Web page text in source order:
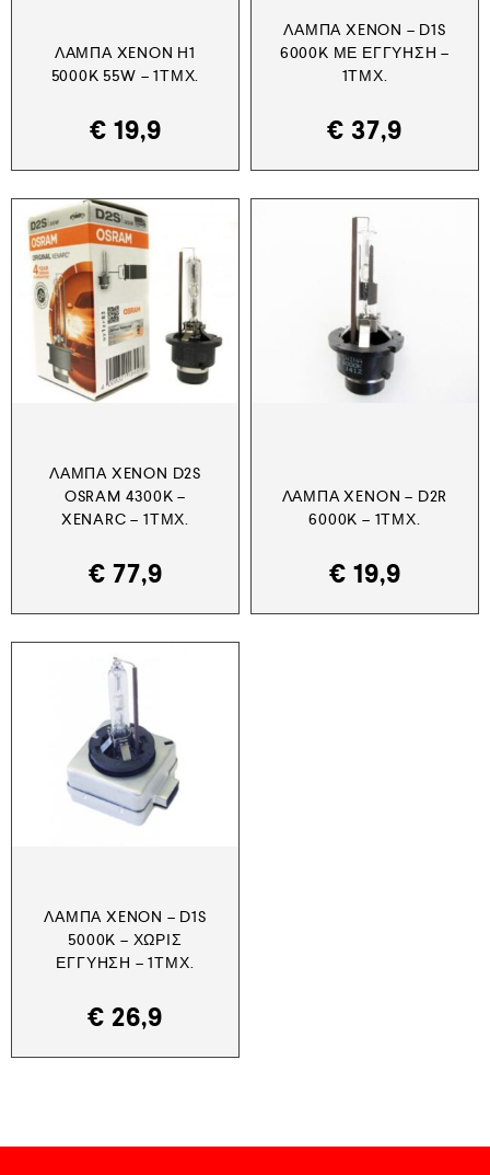
ΛΆΜΠΑ XENON H1
5000K 55W – 1ΤΜΧ.
€ 19,9
ΛΆΜΠΑ XENON – D1S
6000K ΜΕ ΕΓΓΎΗΣΗ –
1ΤΜΧ.
€ 37,9
ΛΆΜΠΑ XENON D2S
OSRAM 4300K –
XENARC – 1ΤΜΧ.
€ 77,9
ΛΆΜΠΑ XENON – D2R
6000K – 1ΤΜΧ.
€ 19,9
ΛΆΜΠΑ XENON – D1S
5000K – ΧΩΡΊΣ
ΕΓΓΎΗΣΗ – 1ΤΜΧ.
€ 26,9